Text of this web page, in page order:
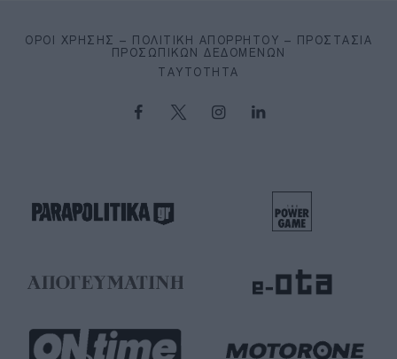
ΌΡΟΙ ΧΡΉΣΗΣ – ΠΟΛΙΤΙΚΉ ΑΠΟΡΡΉΤΟΥ – ΠΡΟΣΤΑΣΊΑ
ΠΡΟΣΩΠΙΚΏΝ ΔΕΔΟΜΈΝΩΝ
ΤΑΥΤΌΤΗΤΑ